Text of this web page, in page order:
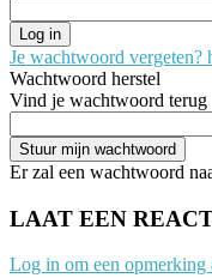
Je wachtwoord vergeten?
Wachtwoord herstel
Vind je wachtwoord terug
Er zal een wachtwoord
LAAT EEN
Log in om een opmerking